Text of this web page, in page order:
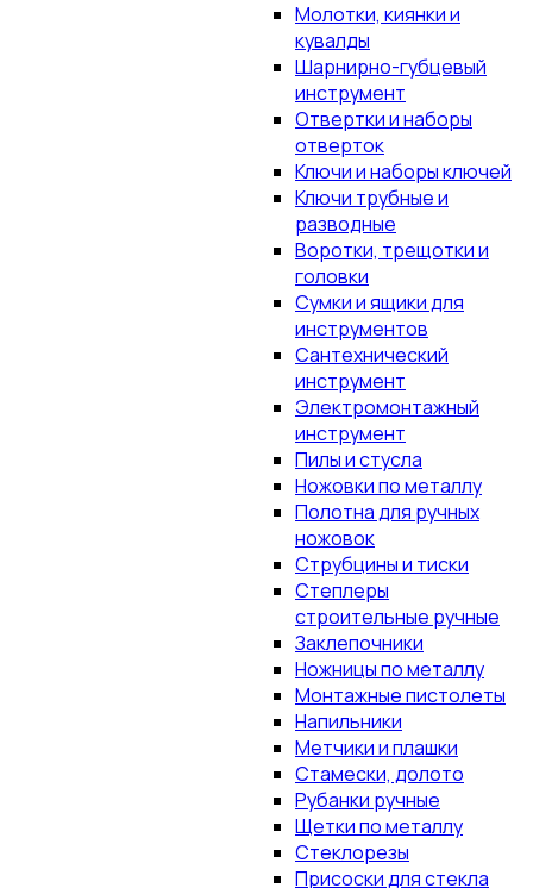
Молотки, киянки и
кувалды
Шарнирно-губцевый
инструмент
Отвертки и наборы
отверток
Ключи и наборы ключей
Ключи трубные и
разводные
Воротки, трещотки и
головки
Сумки и ящики для
инструментов
Сантехнический
инструмент
Электромонтажный
инструмент
Пилы и стусла
Ножовки по металлу
Полотна для ручных
ножовок
Струбцины и тиски
Степлеры
строительные ручные
Заклепочники
Ножницы по металлу
Монтажные пистолеты
Напильники
Метчики и плашки
Стамески, долото
Рубанки ручные
Щетки по металлу
Стеклорезы
Присоски для стекла